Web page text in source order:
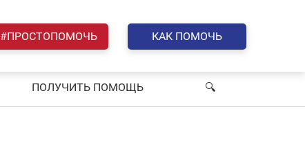
#ПРОСТОПОМОЧЬ КАК ПОМОЧЬ
ПОЛУЧИТЬ ПОМОЩЬ 🔍︎